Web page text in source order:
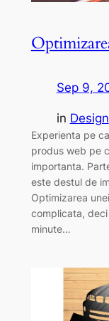
Sep 9,
in Design
Experienta pe
produs web pe
importanta.
este destul de
Optimizarea
complicata,
minute…